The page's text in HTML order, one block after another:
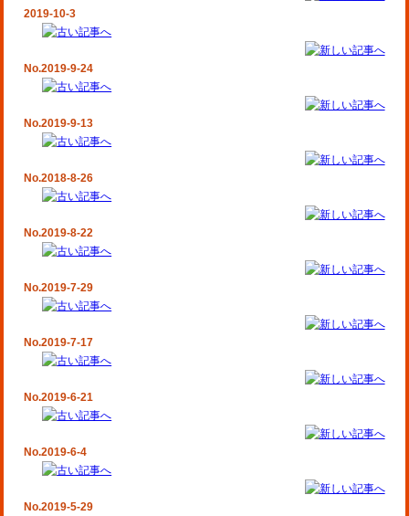
2019-10-3
No.2019-9-24
No.2019-9-13
No.2018-8-26
No.2019-8-22
No.2019-7-29
No.2019-7-17
No.2019-6-21
No.2019-6-4
No.2019-5-29